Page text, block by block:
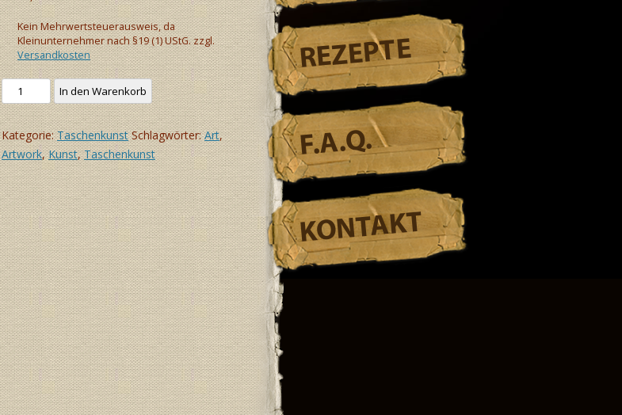
Kein Mehrwertsteuerausweis, da
Kleinunternehmer nach §19 (1) UStG.zzgl.
Versandkosten
Taschenkunst:
Begegnung
(grün)
Menge
In den Warenkorb
Kategorie:Taschenkunst Schlagwörter:Art,
Artwork,Kunst,Taschenkunst
REZEPTE
F.A.Q.
KONTAKT